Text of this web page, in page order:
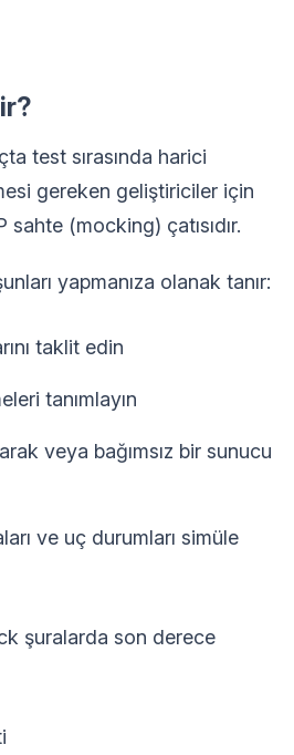
test sırasında harici
gereken geliştiriciler için
sahte (mocking) çatısıdır.
yapmanıza olanak tanır:
taklit edin
tanımlayın
veya bağımsız bir sunucu
ve uç durumları simüle
şuralarda son derece